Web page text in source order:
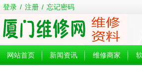
登录 / 注册 / 忘记密码
网站首页 新闻资讯 维修商家